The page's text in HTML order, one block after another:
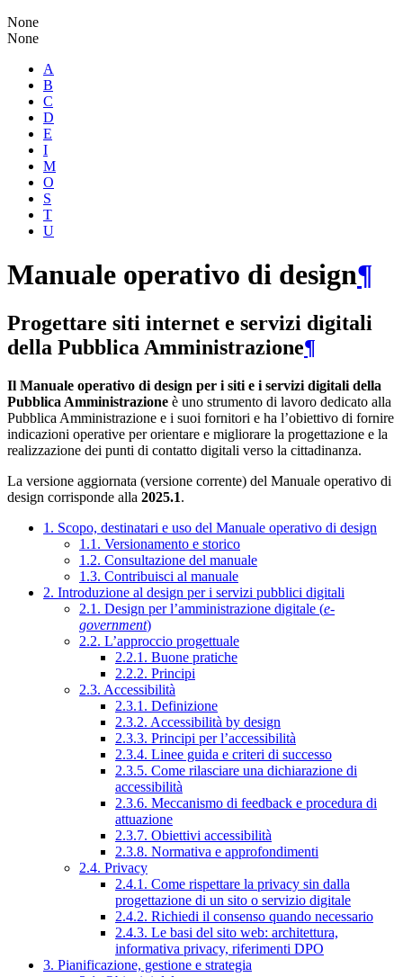
None
None
A
B
C
D
E
I
M
O
S
T
U
Manuale operativo di design¶
Progettare siti internet e servizi digitali
della Pubblica Amministrazione¶
Il Manuale operativo di design per i siti e i servizi digitali della
Pubblica Amministrazione è uno strumento di lavoro dedicato alla
Pubblica Amministrazione e i suoi fornitori e ha l’obiettivo di fornire
indicazioni operative per orientare e migliorare la progettazione e la
realizzazione dei punti di contatto digitali verso la cittadinanza.
La versione aggiornata (versione corrente) del Manuale operativo di
design corrisponde alla 2025.1.
1. Scopo, destinatari e uso del Manuale operativo di design
1.1. Versionamento e storico
1.2. Consultazione del manuale
1.3. Contribuisci al manuale
2. Introduzione al design per i servizi pubblici digitali
2.1. Design per l’amministrazione digitale (e-
government)
2.2. L’approccio progettuale
2.2.1. Buone pratiche
2.2.2. Principi
2.3. Accessibilità
2.3.1. Definizione
2.3.2. Accessibilità by design
2.3.3. Principi per l’accessibilità
2.3.4. Linee guida e criteri di successo
2.3.5. Come rilasciare una dichiarazione di
accessibilità
2.3.6. Meccanismo di feedback e procedura di
attuazione
2.3.7. Obiettivi accessibilità
2.3.8. Normativa e approfondimenti
2.4. Privacy
2.4.1. Come rispettare la privacy sin dalla
progettazione di un sito o servizio digitale
2.4.2. Richiedi il consenso quando necessario
2.4.3. Le basi del sito web: architettura,
informativa privacy, riferimenti DPO
3. Pianificazione, gestione e strategia